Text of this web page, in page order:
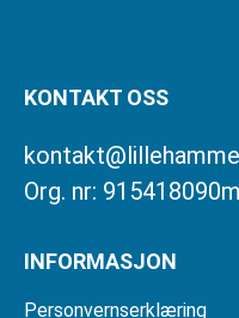
KONTAKT OSS
Org. nr:
INFORMASJON
Personvernserklæring